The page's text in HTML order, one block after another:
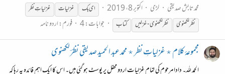
محمد تابش صدیقی
لڑی اکتوبر 8، 2019 ای بک غزلیات غزلیاتِنظر
نظرلکھنوی نظرلکھنوی-غزلیں کتاب جوابات: 4 فورم:اردو نامہ
مجموعۂ کلام ٭ غزلیاتِ نظر ٭ محمد عبد الحمید صدیقی نظرؔ لکھنوی
الحمد للہ۔ دادا مرحوم کی تمام غزلیات اردو محفل پر پوسٹ ہو گئی ہیں۔ اس کا ایک اہم فائدہ یہ رہا کہ